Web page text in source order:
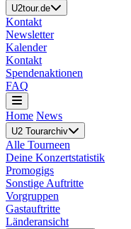
U2tour.de
Kontakt
Newsletter
Kalender
Kontakt
Spendenaktionen
FAQ
Home News
U2 Tourarchiv
Alle Tourneen
Deine Konzertstatistik
Promogigs
Sonstige Auftritte
Vorgruppen
Gastauftritte
Länderansicht